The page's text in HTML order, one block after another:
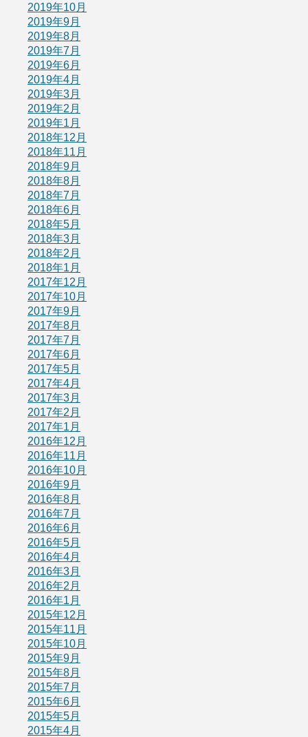
2019年10月
2019年9月
2019年8月
2019年7月
2019年6月
2019年4月
2019年3月
2019年2月
2019年1月
2018年12月
2018年11月
2018年9月
2018年8月
2018年7月
2018年6月
2018年5月
2018年3月
2018年2月
2018年1月
2017年12月
2017年10月
2017年9月
2017年8月
2017年7月
2017年6月
2017年5月
2017年4月
2017年3月
2017年2月
2017年1月
2016年12月
2016年11月
2016年10月
2016年9月
2016年8月
2016年7月
2016年6月
2016年5月
2016年4月
2016年3月
2016年2月
2016年1月
2015年12月
2015年11月
2015年10月
2015年9月
2015年8月
2015年7月
2015年6月
2015年5月
2015年4月